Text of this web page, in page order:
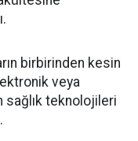
birbirinden kesin
veya
sağlık teknolojileri